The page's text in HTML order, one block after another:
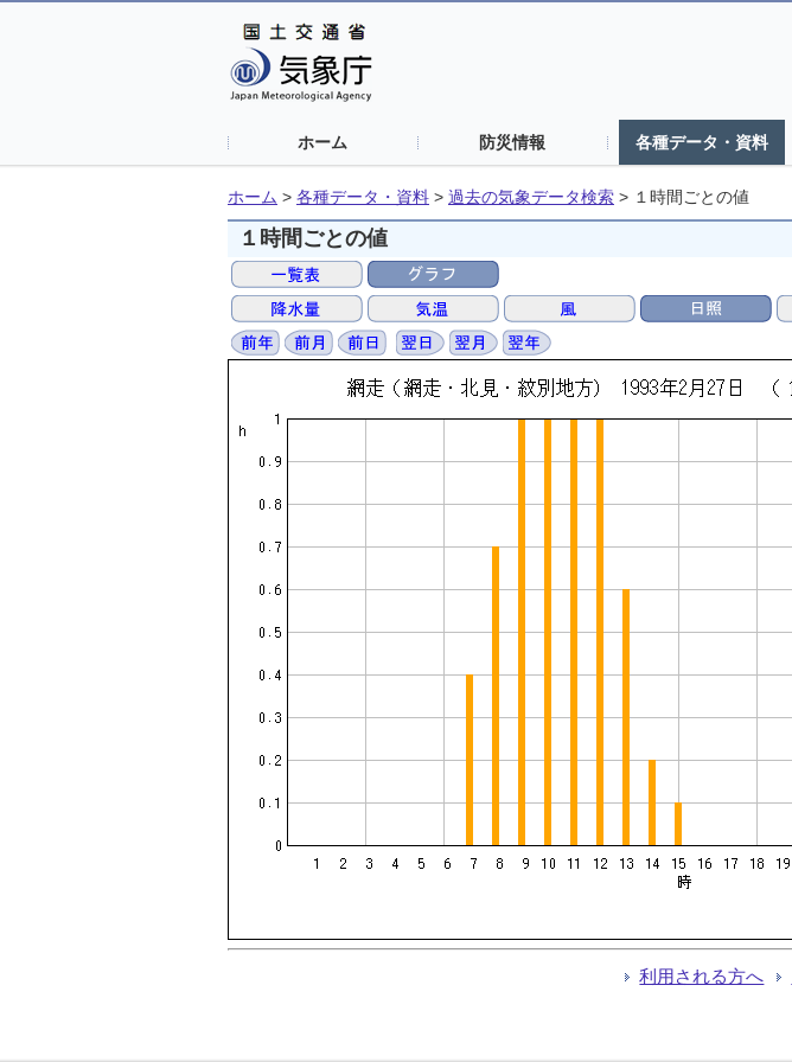
ホーム 防災情報 各種データ・資料
ホーム > 各種データ・資料 > 過去の気象データ検索 > １時間ごとの値
１時間ごとの値
利用される方へ